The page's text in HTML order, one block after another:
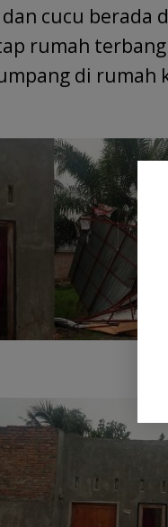
cucu berada
rumah
di rumah